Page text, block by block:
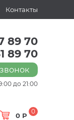
Контакты
89 70
89 70
до 21:00
0 Р
0